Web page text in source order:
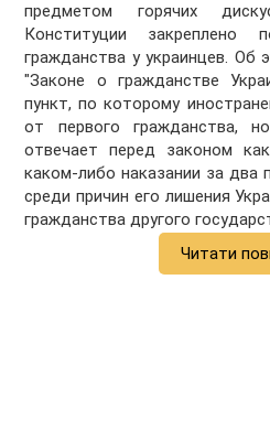
предметом горячих
Конституции закреплено
гражданства у украинцев. Об
"Законе о гражданстве
пункт, по которому
от первого гражданства,
отвечает перед законом
каком-либо наказании за два
среди причин его лишения
гражданства другого
Читати